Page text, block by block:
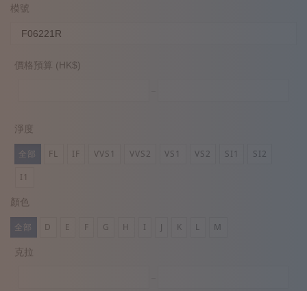
模號
價格預算 (HK$)
淨度
全部 FL IF VVS1 VVS2 VS1 VS2 SI1
SI2
I1
顏色
全部 D E F G H I J K L M
克拉